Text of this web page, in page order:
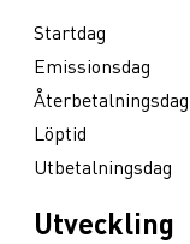
Startdag
Emissionsdag
Återbetalningsdag
Löptid
Utbetalningsdag
Utveckling